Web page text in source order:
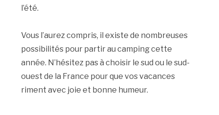
l’été.
Vous l’aurez compris, il existe de nombreuses
possibilités pour partir au camping cette
année. N’hésitez pas à choisir le sud ou le sud-
ouest de la France pour que vos vacances
riment avec joie et bonne humeur.